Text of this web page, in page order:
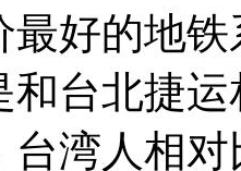
最好的地
和台北捷
台湾人相